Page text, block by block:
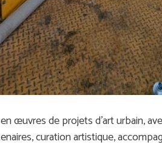
œuvres de projets d'art urbain,
curation artistique,